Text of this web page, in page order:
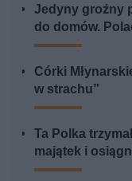
Jedyny groźny
do domów.
Córki
w strachu”
Ta Polka
majątek i